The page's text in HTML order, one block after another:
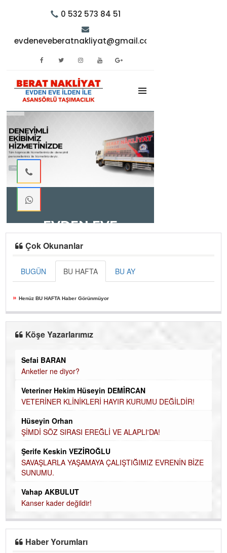
Çok Okunanlar
BUGÜN BU HAFTA BU AY
» Henüz BU HAFTA Haber Görünmüyor
Köşe Yazarlarımız
Sefai BARAN
Anketler ne diyor?
Veteriner Hekim Hüseyin DEMİRCAN
VETERİNER KLİNİKLERİ HAYIR KURUMU DEĞİLDİR!
Hüseyin Orhan
ŞİMDİ SÖZ SIRASI EREĞLİ VE ALAPLI'DA!
Şerife Keskin VEZİROĞLU
SAVAŞLARLA YAŞAMAYA ÇALIŞTIĞIMIZ EVRENİN BİZE
SUNUMU.
Vahap AKBULUT
Kanser kader değildir!
Haber Yorumları